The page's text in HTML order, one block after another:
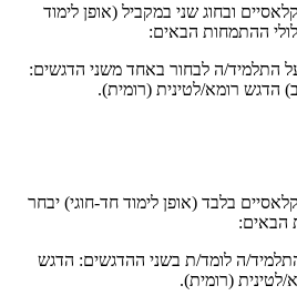
ובחוג שני במקביל (אופן לימוד
ההתמחות הבאים:
התלמיד/ה לבחור באחד משני הדגשים:
הדגש רומא/לטינית (רומית).
בלבד (אופן לימוד חד-חוגי) יבחר
הבאים:
ה לומד/ת בשני ההדגשים: הדגש
לטינית (רומית).